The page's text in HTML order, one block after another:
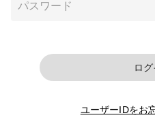
ロ
ユーザーIDをお